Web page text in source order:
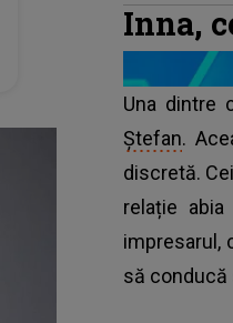
Inna,
Una dintre
Ștefan.
discretă.
relație
impresarul,
să conducă